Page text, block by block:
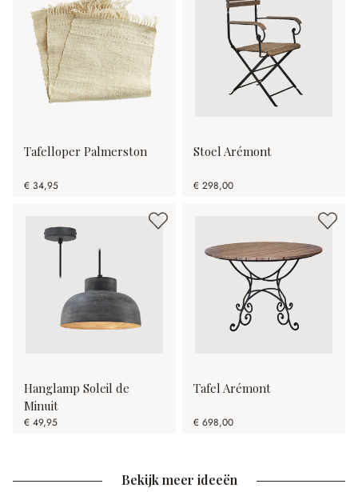
Tafelloper Palmerston
€ 34,95
Stoel Arémont
€ 298,00
Hanglamp Soleil de
Minuit
€ 49,95
Tafel Arémont
€ 698,00
Bekijk meer ideeën